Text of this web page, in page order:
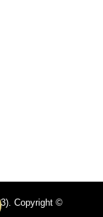
Copyright ©